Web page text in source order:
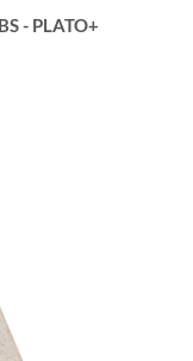
- PLATO+